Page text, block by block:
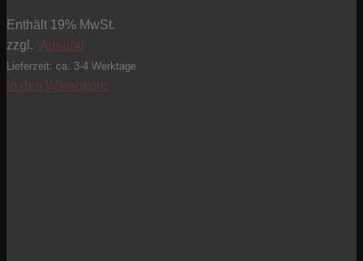
Enthält 19% MwSt.
zzgl. Versand
Lieferzeit: ca. 3-4 Werktage
In den Warenkorb